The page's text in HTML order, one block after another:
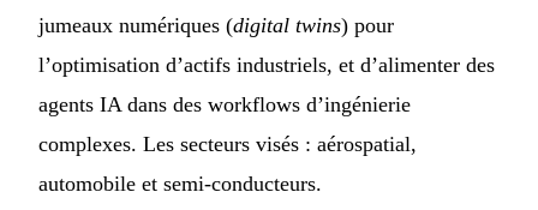
jumeaux numériques (digital twins) pour
l’optimisation d’actifs industriels, et d’alimenter des
agents IA dans des workflows d’ingénierie
complexes. Les secteurs visés : aérospatial,
automobile et semi-conducteurs.